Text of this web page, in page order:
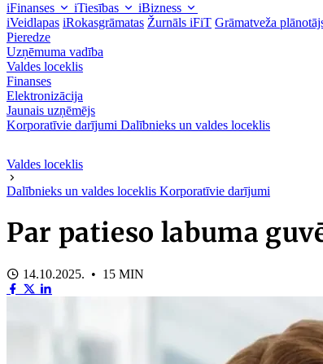
iFinanses iTiesības
iBizness
iVeidlapas iRokasgrāmatas Žurnāls iFiT Grāmatveža
Pieredze
Uzņēmuma vadība
Valdes loceklis
Finanses
Elektronizācija
Jaunais uzņēmējs
Korporatīvie darījumi Dalībnieks un valdes loceklis
Valdes loceklis
Dalībnieks un valdes loceklis Korporatīvie darījumi
Par patieso labuma
14.10.2025. • 15 MIN